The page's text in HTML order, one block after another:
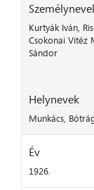
Kurtyák Iván,
Csokonai Vitéz
Sándor
Helynevek
Munkács,
Év
1926.